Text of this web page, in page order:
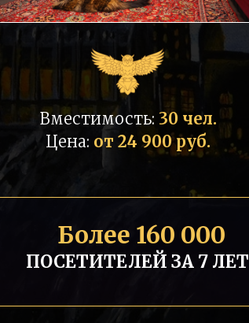
Вместимость: 30 чел.
Цена: от 24 900 руб.
Более 160 000
ПОСЕТИТЕЛЕЙ ЗА 7 ЛЕТ